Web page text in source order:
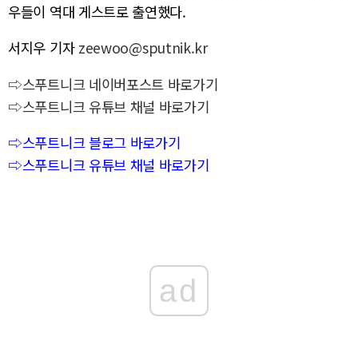
우들이 역대 게스트로 출연했다.
서지우 기자 zeewoo@sputnik.kr
⇨스푸트니크 네이버포스트 바로가기
⇨스푸트니크 유튜브 채널 바로가기
⇨스푸트니크 블로그 바로가기
⇨스푸트니크 유튜브 채널 바로가기
ad